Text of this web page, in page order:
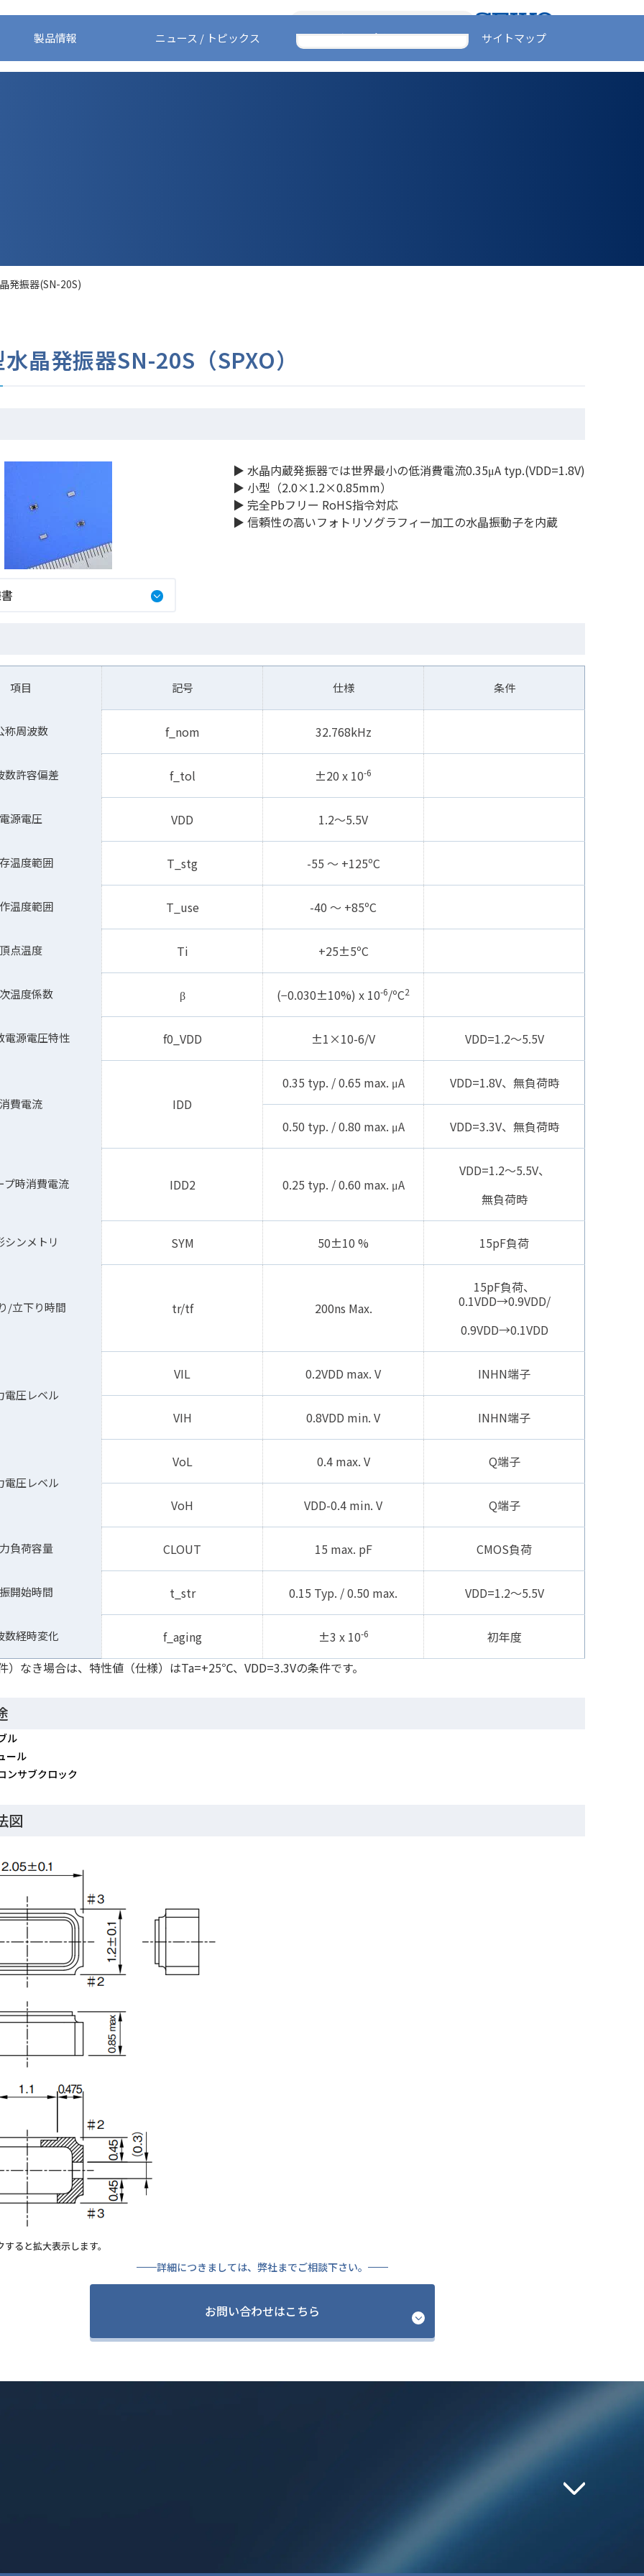
技術情報 サステナビリティ 会社情報
製品情報 ニュース / トピックス お問い合わせ サイトマップ
発振器(SN-20S)
晶発振器SN-20S（SPXO）
▶︎ ⽔晶内蔵発振器では世界最⼩の低消費電流0.35μA typ.(VDD=1.8V)
▶︎ 小型（2.0×1.2×0.85mm）
▶︎ 完全Pbフリー RoHS指令対応
▶︎ 信頼性の高いフォトリソグラフィー加工の⽔晶振動子を内蔵
項目 記号 仕様 条件
称周波数 f_nom 32.768kHz
数許容偏差 f_tol ±20 x 10-6
電源電圧 VDD 1.2～5.5V
温度範囲 T_stg -55 〜 +125ºC
温度範囲 T_use -40 〜 +85ºC
頂点温度 Ti +25±5ºC
温度係数 β (−0.030±10%) x 10-6/ºC2
電源電圧特性 f0_VDD ±1×10-6/V VDD=1.2～5.5V
消費電流 IDD
0.35 typ. / 0.65 max. μA VDD=1.8V、無負荷時
0.50 typ. / 0.80 max. μA VDD=3.3V、無負荷時
プ時消費電流 IDD2 0.25 typ. / 0.60 max. μA
VDD=1.2～5.5V、
無負荷時
シンメトリ SYM 50±10 % 15pF負荷
/立下り時間 tr/tf 200ns Max.
15pF負荷、
0.1VDD→0.9VDD/
0.9VDD→0.1VDD
電圧レベル
VIL 0.2VDD max. V INHN端子
VIH 0.8VDD min. V INHN端子
電圧レベル
VoL 0.4 max. V Q端子
VoH VDD-0.4 min. V Q端子
負荷容量 CLOUT 15 max. pF CMOS負荷
開始時間 t_str 0.15 Typ. / 0.50 max. VDD=1.2～5.5V
数経時変化 f_aging ±3 x 10-6
初年度
）なき場合は、特性値（仕様）はTa=+25℃、VDD=3.3Vの条件です。
ル
ール
ンサブクロック
図
ると拡大表示します。
詳細につきましては、弊社までご相談下さい。
お問い合わせはこちら